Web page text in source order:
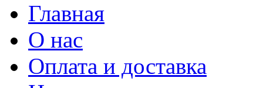
Главная
О нас
Оплата и доставка